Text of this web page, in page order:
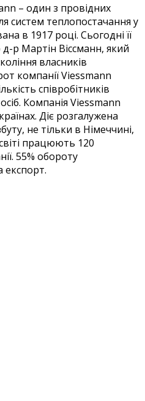
– один з провідних
систем теплопостачання у
в 1917 році. Сьогодні її
р Мартін Віссманн, який
власників
компанії Viessmann
співробітників
Компанія Viessmann
Діє розгалужена
не тільки в Німеччині,
працюють 120
55% обороту
експорт.